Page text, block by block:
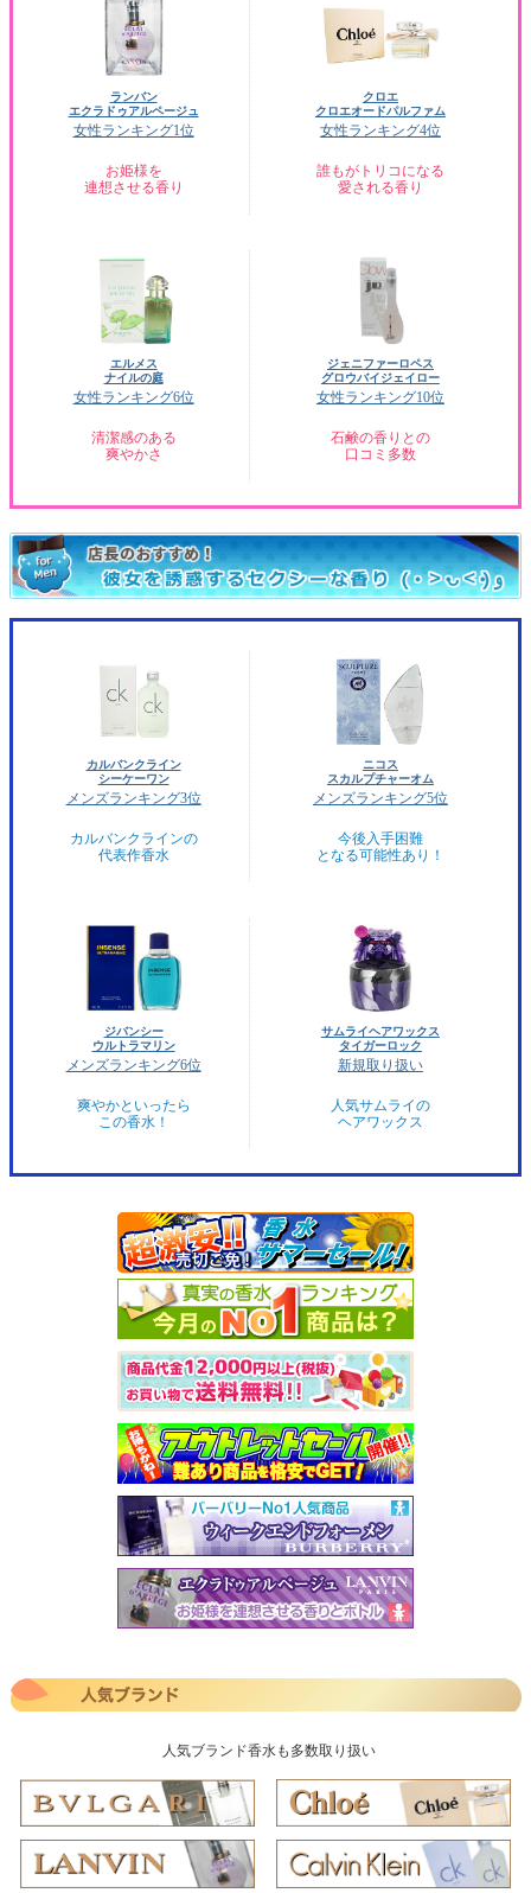
ランバン
エクラドゥアルページュ
女性ランキング1位
お姫様を
連想させる香り
クロエ
クロエオードパルファム
女性ランキング4位
誰もがトリコになる
愛される香り
エルメス
ナイルの庭
女性ランキング6位
清潔感のある
爽やかさ
ジェニファーロペス
グロウバイジェイロー
女性ランキング10位
石鹸の香りとの
口コミ多数
カルバンクライン
シーケーワン
メンズランキング3位
カルバンクラインの
代表作香水
ニコス
スカルプチャーオム
メンズランキング5位
今後入手困難
となる可能性あり！
ジバンシー
ウルトラマリン
メンズランキング6位
爽やかといったら
この香水！
サムライヘアワックス
タイガーロック
新規取り扱い
人気サムライの
ヘアワックス
人気ブランド香水も多数取り扱い